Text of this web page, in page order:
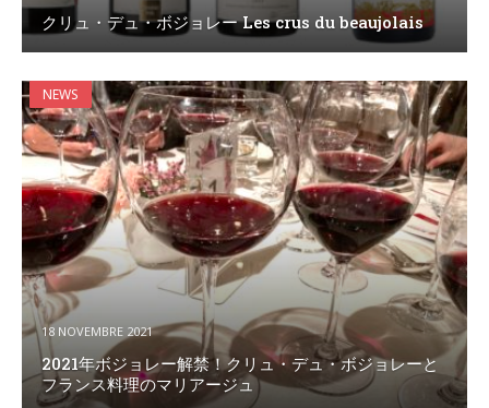
クリュ・デュ・ボジョレー Les crus du beaujolais
NEWS
18 NOVEMBRE 2021
2021年ボジョレー解禁！クリュ・デュ・ボジョレーと
フランス料理のマリアージュ